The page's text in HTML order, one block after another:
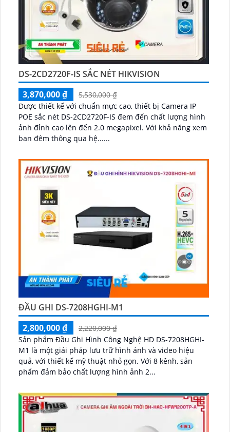
DS-2CD2720F-IS SẮC NÉT HIKVISION
3,870,000 ₫
5,530,000 ₫
Được thiết kế với chuẩn mực cao, thiết bị Camera IP
POE sắc nét DS-2CD2720F-IS đem đến chất lượng hình
ảnh đỉnh cao lên đến 2.0 megapixel. Với khả năng xem
ban đêm thông qua hệ......
ĐẦU GHI DS-7208HGHI-M1
2,800,000 ₫
2,220,000 ₫
Sản phẩm Đầu Ghi Hình Công Nghệ HD DS-7208HGHI-
M1 là một giải pháp lưu trữ hình ảnh và video hiệu
quả, với thiết kế mỹ thuật nhỏ gọn. Với 8 kênh, sản
phẩm đảm bảo chất lượng hình ảnh 2...